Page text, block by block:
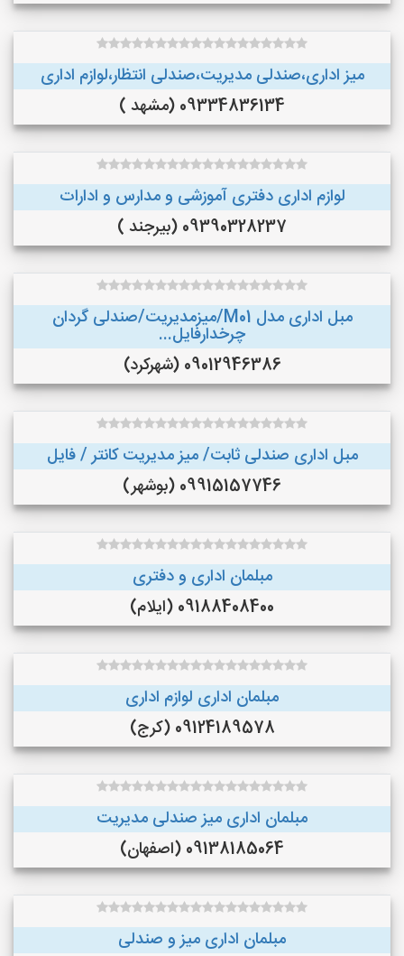
میز اداری،صندلی مدیریت،صندلی انتظار،لوازم اداری
09334836134 (مشهد )
لوازم اداری دفتری آموزشی و مدارس و ادارات
09390328237 (بیرجند )
مبل اداری مدل M01/میزمدیریت/صندلی گردان
چرخدارفایل...
09012946386 (شهرکرد)
مبل اداری صندلی ثابت/ میز مدیریت کانتر / فایل
09915157746 (بوشهر)
مبلمان اداری و دفتری
09188408400 (ایلام)
مبلمان اداری لوازم اداری
09124189578 (کرج)
مبلمان اداری میز صندلی مدیریت
09138185064 (اصفهان)
مبلمان اداری میز و صندلی